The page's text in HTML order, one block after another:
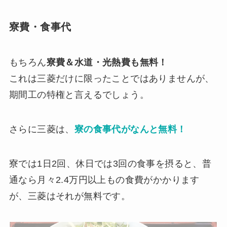
寮費・食事代
もちろん寮費＆水道・光熱費も無料！
これは三菱だけに限ったことではありませんが、
期間工の特権と言えるでしょう。
さらに三菱は、 寮の食事代がなんと無料！
寮では1日2回、休日では3回の食事を摂ると、普
通なら月々2.4万円以上もの食費がかかります
が、三菱はそれが無料です。